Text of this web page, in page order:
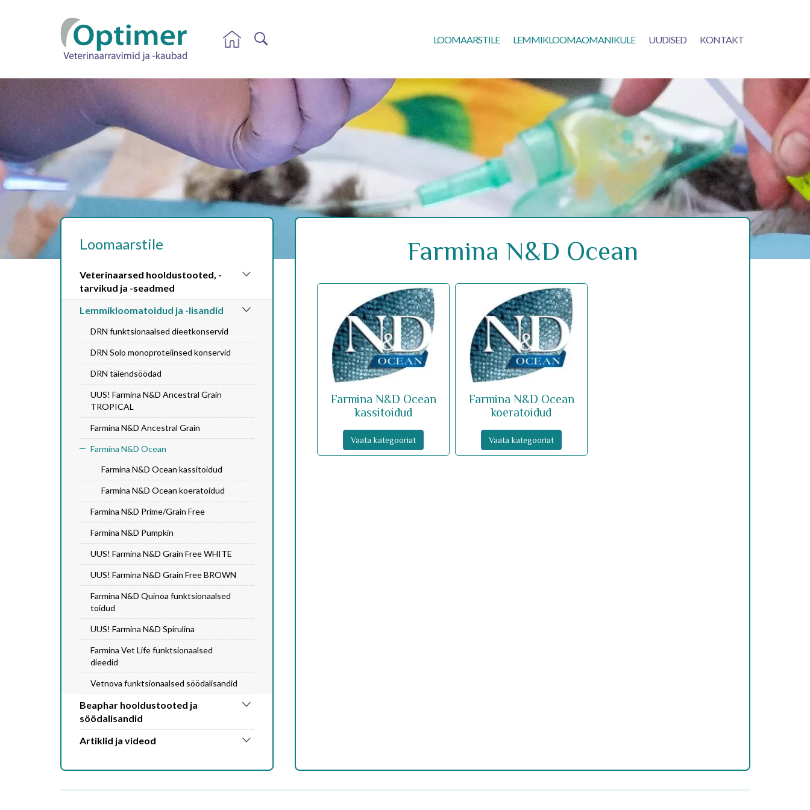
LOOMAARSTILE LEMMIKLOOMAOMANIKULE UUDISED KONTAKT
Loomaarstile
Veterinaarsed hooldustooted, -
tarvikud ja -seadmed
Lemmikloomatoidud ja -lisandid
DRN funktsionaalsed dieetkonservid
DRN Solo monoproteiinsed konservid
DRN täiendsöödad
UUS! Farmina N&D Ancestral Grain
TROPICAL
Farmina N&D Ancestral Grain
Farmina N&D Ocean
Farmina N&D Ocean kassitoidud
Farmina N&D Ocean koeratoidud
Farmina N&D Prime/Grain Free
Farmina N&D Pumpkin
UUS! Farmina N&D Grain Free WHITE
UUS! Farmina N&D Grain Free BROWN
Farmina N&D Quinoa funktsionaalsed
toidud
UUS! Farmina N&D Spirulina
Farmina Vet Life funktsionaalsed
dieedid
Vetnova funktsionaalsed söödalisandid
Beaphar hooldustooted ja
söödalisandid
Artiklid ja videod
Farmina N&D Ocean
Farmina N&D Ocean
kassitoidud
Vaata kategooriat
Farmina N&D Ocean
koeratoidud
Vaata kategooriat